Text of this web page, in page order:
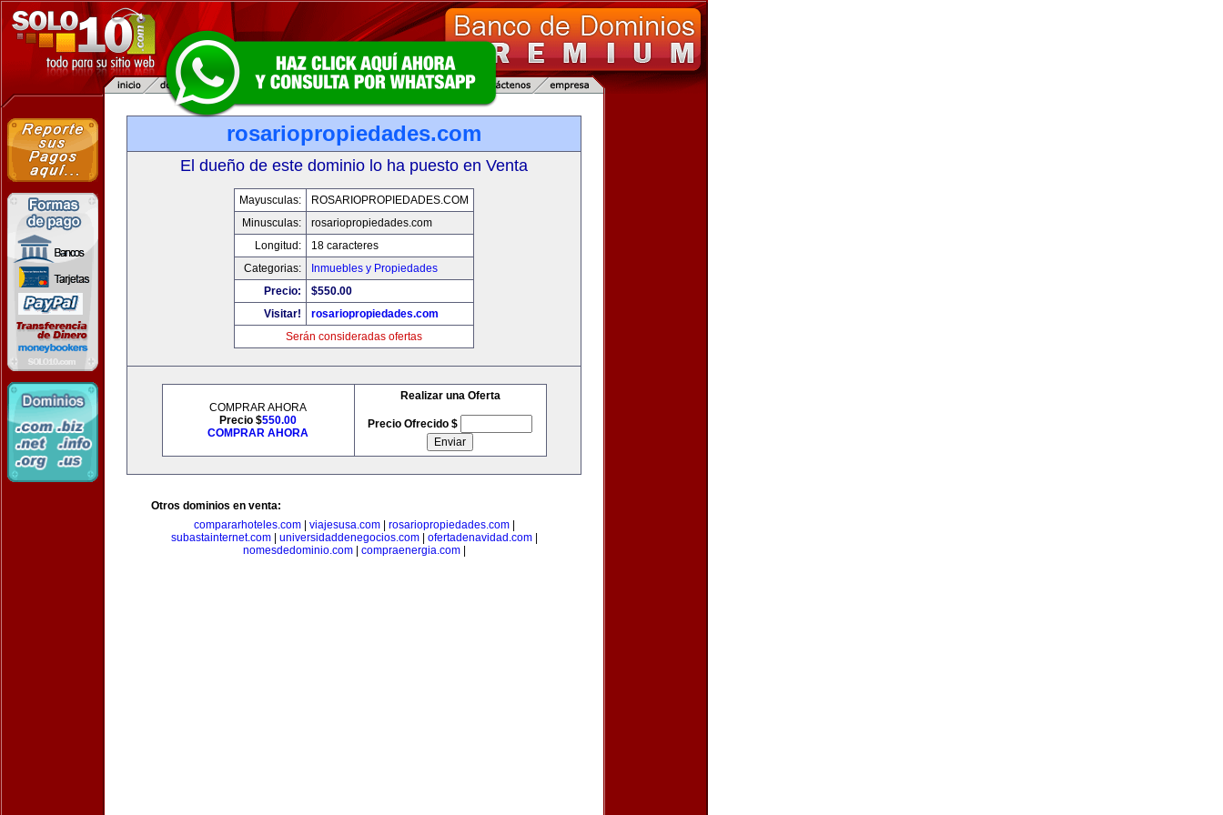
rosariopropiedades.com
El dueño de este dominio lo ha puesto en Venta
Mayusculas:
ROSARIOPROPIEDADES.COM
Minusculas:
rosariopropiedades.com
Longitud:
18 caracteres
Categorias:
Inmuebles y Propiedades
Precio:
$550.00
Visitar!
rosariopropiedades.com
Serán consideradas ofertas
COMPRAR AHORA
Precio $550.00
COMPRAR AHORA
Realizar una Oferta
Precio Ofrecido $
Otros dominios en venta:
compararhoteles.com| viajesusa.com| rosariopropiedades.com|
subastainternet.com| universidaddenegocios.com| ofertadenavidad.com|
nomesdedominio.com| compraenergia.com|